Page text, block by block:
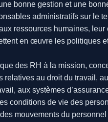
bonne gestion et une
administratifs sur le
ressources humaines, leur
en œuvre les politiques
des RH à la mission,
relatives au droit du travail,
aux systèmes
conditions de vie des
mouvements du